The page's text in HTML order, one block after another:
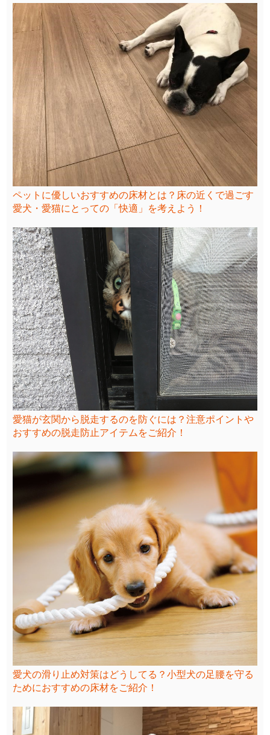
ペットに優しいおすすめの床材とは？床の近くで過ごす
愛犬・愛猫にとっての「快適」を考えよう！
愛猫が玄関から脱走するのを防ぐには？注意ポイントや
おすすめの脱走防止アイテムをご紹介！
愛犬の滑り止め対策はどうしてる？小型犬の足腰を守る
ためにおすすめの床材をご紹介！